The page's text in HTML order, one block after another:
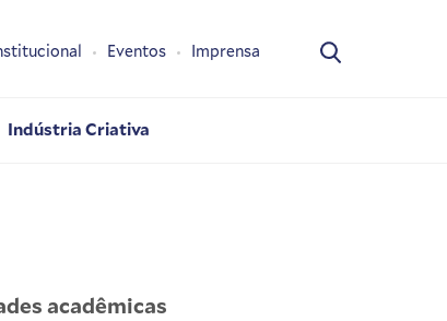
Indústria Criativa
Eventos Imprensa
acadêmicas